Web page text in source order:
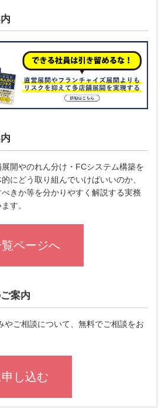
開やのれん分け・FCシステム構築を
にどう取り組んでいけばいいのか、
きか等を分かりやすく解説する実務
す。
ページへ
案内
やご相談について、無料でご相談をお
し込む